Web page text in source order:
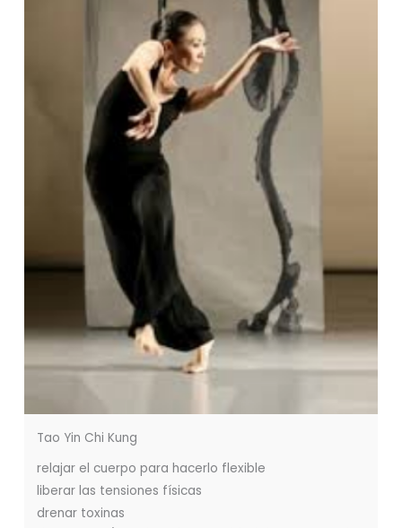
Tao Yin Chi Kung
relajar el cuerpo para hacerlo flexible
liberar las tensiones físicas
drenar toxinas